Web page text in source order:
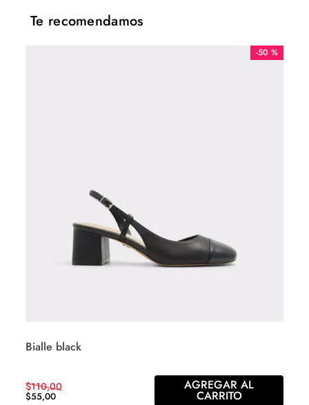
Te recomendamos
-50 %
Bialle black
$110,00
$55,00
AGREGAR AL
CARRITO